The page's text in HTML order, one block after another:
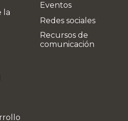
la
Eventos
Redes sociales
Recursos de
comunicación